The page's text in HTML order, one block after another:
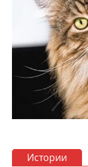
Истории